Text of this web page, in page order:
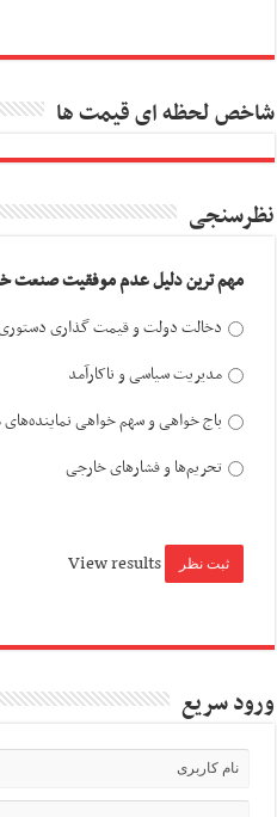
شاخص لحظه ای قیمت ها
نظرسنجی
مهم ترین دلیل عدم موفقیت صنعت
دخالت دولت و قیمت گذاری
مدیریت سیاسی و ناکارآمد
باج خواهی و سهم خواهی
تحریم‌ها و فشارهای خارجی
View results
ورود سریع